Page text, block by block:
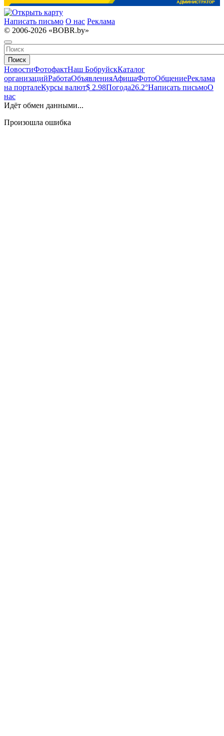
Написать письмо О нас Реклама
© 2006-2026 «BOBR.by»
Поиск
НовостиФотофактНаш БобруйскКаталог
организацийРаботаОбъявленияАфишаФотоОбщениеРеклама
на порталеКурсы валют$ 2.98Погода26.2°Написать письмоО
нас
Идёт обмен данными...
Произошла ошибка